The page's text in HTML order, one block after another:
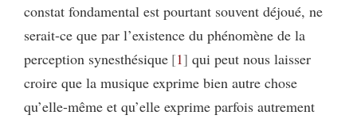
constat fondamental est pourtant souvent déjoué, ne
serait-ce que par l’existence du phénomène de la
perception synesthésique 1 qui peut nous laisser
croire que la musique exprime bien autre chose
qu’elle-même et qu’elle exprime parfois autrement